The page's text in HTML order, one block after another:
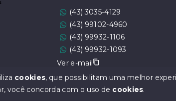
(43) 3035-4129
(43) 99102-4960
(43) 99932-1106
(43) 99932-1093
Ver e-mail
cookies, que possibilitam uma melhor
você concorda com o uso de cookies.